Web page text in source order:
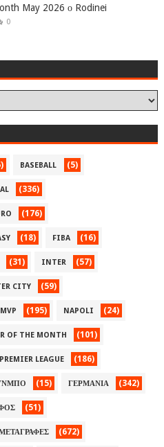
May 2026 ο Rodinei
0
BASEBALL (5)
(336)
(176)
(18) FIBA (16)
(31) INTER (57)
CITY (59)
MVP (195) NAPOLI (24)
OF THE MONTH (101)
PREMIER LEAGUE (186)
(15) ΓΕΡΜΑΝΙΑ (342)
(51)
(672)